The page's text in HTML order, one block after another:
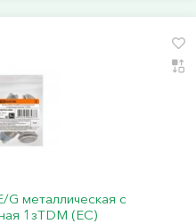
металлическая с
1зTDM (ЕС)